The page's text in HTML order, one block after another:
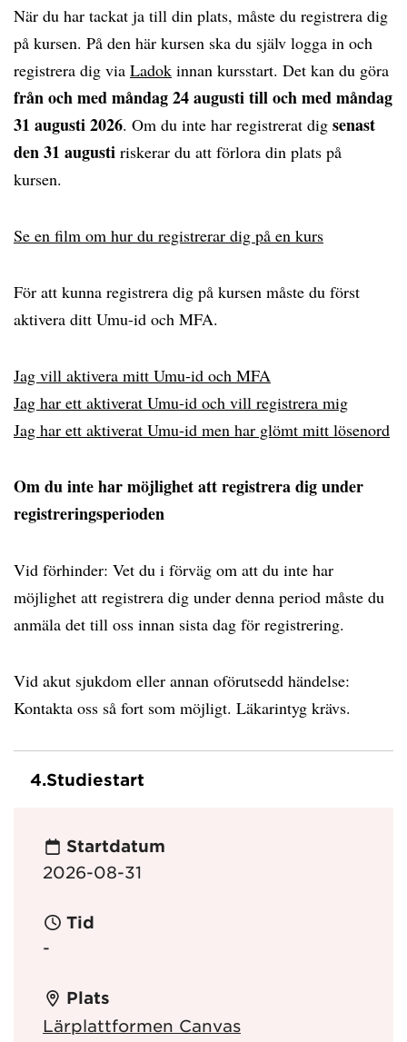
När du har tackat ja till din plats, måste du registrera dig
på kursen. På den här kursen ska du själv logga in och
registrera dig via Ladok innan kursstart. Det kan du göra
från och med måndag 24 augusti till och med måndag
31 augusti 2026. Om du inte har registrerat dig senast
den 31 augusti riskerar du att förlora din plats på
kursen.
Se en film om hur du registrerar dig på en kurs
För att kunna registrera dig på kursen måste du först
aktivera ditt Umu-id och MFA.
Jag vill aktivera mitt Umu-id och MFA
Jag har ett aktiverat Umu-id och vill registrera mig
Jag har ett aktiverat Umu-id men har glömt mitt lösenord
Om du inte har möjlighet att registrera dig under
registreringsperioden
Vid förhinder: Vet du i förväg om att du inte har
möjlighet att registrera dig under denna period måste du
anmäla det till oss innan sista dag för registrering.
Vid akut sjukdom eller annan oförutsedd händelse:
Kontakta oss så fort som möjligt. Läkarintyg krävs.
4.Studiestart
Startdatum
2026-08-31
Tid
-
Plats
Lärplattformen Canvas